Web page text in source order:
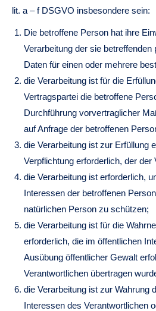
lit. a – f DSGVO insbesondere sein:
Die betroffene Person hat ihre
Verarbeitung der sie betreffenden
Daten für einen oder mehrere
die Verarbeitung ist für die
Vertragspartei die betroffene
Durchführung vorvertraglicher
auf Anfrage der betroffenen
die Verarbeitung ist zur Erfüllung
Verpflichtung erforderlich, der der
die Verarbeitung ist erforderlich,
Interessen der betroffenen
natürlichen Person zu schützen;
die Verarbeitung ist für die
erforderlich, die im öffentlichen
Ausübung öffentlicher Gewalt
Verantwortlichen übertragen
die Verarbeitung ist zur Wahrung
Interessen des Verantwortlichen